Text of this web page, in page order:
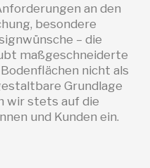
an den
besondere
– die
maßgeschneiderte
nicht als
Grundlage
wir stets auf die
und Kunden ein.